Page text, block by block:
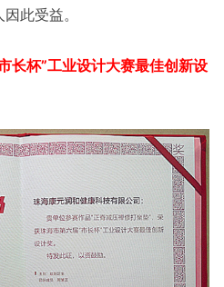
此受益。
长杯”工业设计大赛最佳创新设